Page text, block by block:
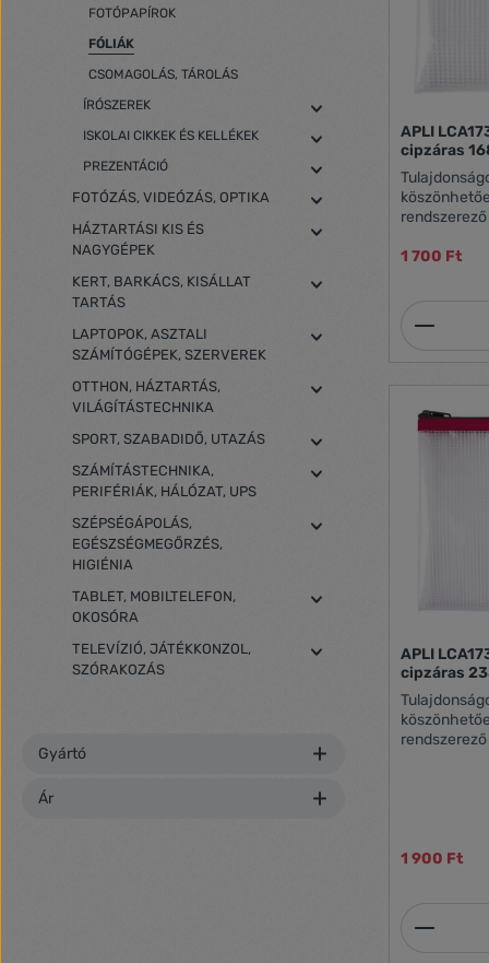
FOTÓPAPÍROK
FÓLIÁK
CSOMAGOLÁS, TÁROLÁS
ÍRÓSZEREK
ISKOLAI CIKKEK ÉS KELLÉKEK
PREZENTÁCIÓ
FOTÓZÁS, VIDEÓZÁS, OPTIKA
HÁZTARTÁSI KIS ÉS
NAGYGÉPEK
KERT, BARKÁCS, KISÁLLAT
TARTÁS
LAPTOPOK, ASZTALI
SZÁMÍTÓGÉPEK, SZERVEREK
OTTHON, HÁZTARTÁS,
VILÁGÍTÁSTECHNIKA
SPORT, SZABADIDŐ, UTAZÁS
SZÁMÍTÁSTECHNIKA,
PERIFÉRIÁK, HÁLÓZAT, UPS
SZÉPSÉGÁPOLÁS,
EGÉSZSÉGMEGŐRZÉS,
HIGIÉNIA
TABLET, MOBILTELEFON,
OKOSÓRA
TELEVÍZIÓ, JÁTÉKKONZOL,
SZÓRAKOZÁS
Gyártó
Ár
APLI
cipzáras
Tulajdonságok: Tartós
Cipzárral zárható Színek: sárga,
színekben,
1 700 Ft
APLI
cipzáras
Tulajdonságok: Tartós
1 900 Ft